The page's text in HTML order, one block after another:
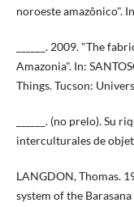
noroeste amazônico".
______. 2009. "The
Amazonia". In:
Things. Tucson:
______. (no prelo). Su
interculturales de
LANGDON, Thomas.
system of the